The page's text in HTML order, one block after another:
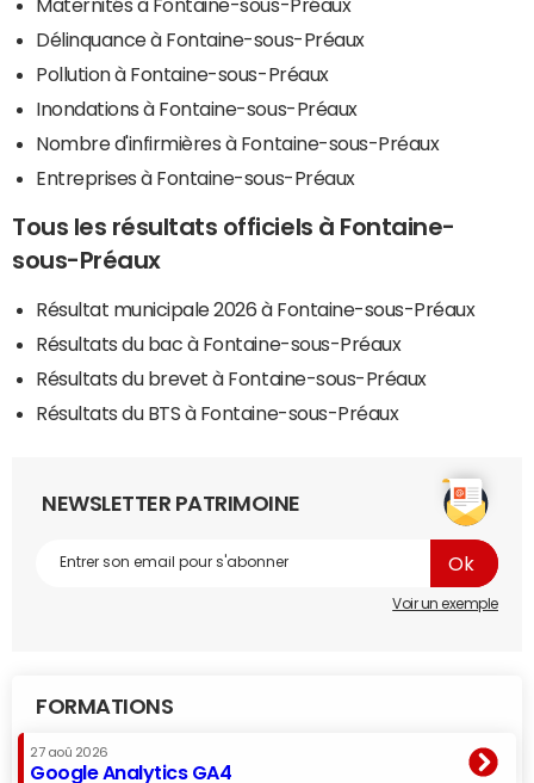
Maternités à Fontaine-sous-Préaux
Délinquance à Fontaine-sous-Préaux
Pollution à Fontaine-sous-Préaux
Inondations à Fontaine-sous-Préaux
Nombre d'infirmières à Fontaine-sous-Préaux
Entreprises à Fontaine-sous-Préaux
Tous les résultats officiels à Fontaine-
sous-Préaux
Résultat municipale 2026 à Fontaine-sous-Préaux
Résultats du bac à Fontaine-sous-Préaux
Résultats du brevet à Fontaine-sous-Préaux
Résultats du BTS à Fontaine-sous-Préaux
NEWSLETTER PATRIMOINE
Voir un exemple
FORMATIONS
27 aoû 2026
Google Analytics GA4